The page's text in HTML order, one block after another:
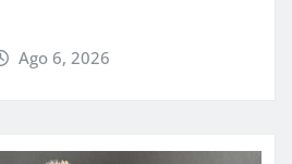
Ago 6, 2026